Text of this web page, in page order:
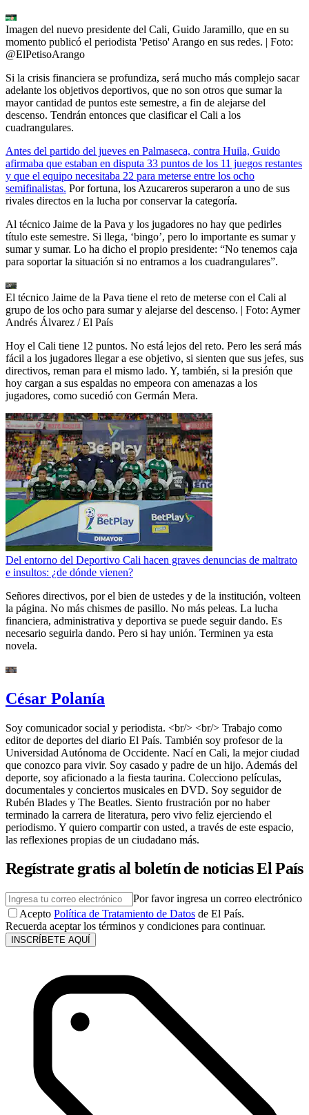
Imagen del nuevo presidente del Cali, Guido Jaramillo, que en su
momento publicó el periodista 'Petiso' Arango en sus redes. | Foto:
@ElPetisoArango
Si la crisis financiera se profundiza, será mucho más complejo sacar
adelante los objetivos deportivos, que no son otros que sumar la
mayor cantidad de puntos este semestre, a fin de alejarse del
descenso. Tendrán entonces que clasificar el Cali a los
cuadrangulares.
Antes del partido del jueves en Palmaseca, contra Huila, Guido
afirmaba que estaban en disputa 33 puntos de los 11 juegos restantes
y que el equipo necesitaba 22 para meterse entre los ocho
semifinalistas. Por fortuna, los Azucareros superaron a uno de sus
rivales directos en la lucha por conservar la categoría.
Al técnico Jaime de la Pava y los jugadores no hay que pedirles
título este semestre. Si llega, ‘bingo’, pero lo importante es sumar y
sumar y sumar. Lo ha dicho el propio presidente: “No tenemos caja
para soportar la situación si no entramos a los cuadrangulares”.
El técnico Jaime de la Pava tiene el reto de meterse con el Cali al
grupo de los ocho para sumar y alejarse del descenso. | Foto: Aymer
Andrés Álvarez / El País
Hoy el Cali tiene 12 puntos. No está lejos del reto. Pero les será más
fácil a los jugadores llegar a ese objetivo, si sienten que sus jefes, sus
directivos, reman para el mismo lado. Y, también, si la presión que
hoy cargan a sus espaldas no empeora con amenazas a los
jugadores, como sucedió con Germán Mera.
Del entorno del Deportivo Cali hacen graves denuncias de maltrato
e insultos: ¿de dónde vienen?
Señores directivos, por el bien de ustedes y de la institución, volteen
la página. No más chismes de pasillo. No más peleas. La lucha
financiera, administrativa y deportiva se puede seguir dando. Es
necesario seguirla dando. Pero si hay unión. Terminen ya esta
novela.
César Polanía
Soy comunicador social y periodista. <br/> <br/> Trabajo como
editor de deportes del diario El País. También soy profesor de la
Universidad Autónoma de Occidente. Nací en Cali, la mejor ciudad
que conozco para vivir. Soy casado y padre de un hijo. Además del
deporte, soy aficionado a la fiesta taurina. Colecciono películas,
documentales y conciertos musicales en DVD. Soy seguidor de
Rubén Blades y The Beatles. Siento frustración por no haber
terminado la carrera de literatura, pero vivo feliz ejerciendo el
periodismo. Y quiero compartir con usted, a través de este espacio,
las reflexiones propias de un ciudadano más.
Regístrate gratis al boletín de noticias El País
Por favor ingresa un correo electrónico
Acepto Política de Tratamiento de Datos de El País.
Recuerda aceptar los términos y condiciones para continuar.
INSCRÍBETE AQUÍ